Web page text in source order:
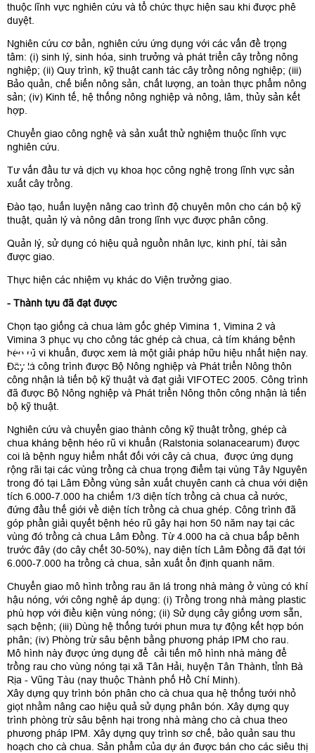
thuộc lĩnh vực nghiên cứu và tổ chức thực hiện sau khi được phê
duyệt.
Nghiên cứu cơ bản, nghiên cứu ứng dụng với các vấn đề trọng
tâm: (i) sinh lý, sinh hóa, sinh trưởng và phát triển cây trồng nông
nghiệp; (ii) Quy trình, kỹ thuật canh tác cây trồng nông nghiệp; (iii)
Bảo quản, chế biến nông sản, chất lượng, an toàn thực phẩm nông
sản; (iv) Kinh tế, hệ thống nông nghiệp và nông, lâm, thủy sản kết
hợp.
Chuyển giao công nghệ và sản xuất thử nghiệm thuộc lĩnh vực
nghiên cứu.
Tư vấn đầu tư và dịch vụ khoa học công nghệ trong lĩnh vực sản
xuất cây trồng.
Đào tạo, huấn luyện nâng cao trình độ chuyên môn cho cán bộ kỹ
thuật, quản lý và nông dân trong lĩnh vực được phân công.
Quản lý, sử dụng có hiệu quả nguồn nhân lực, kinh phí, tài sản
được giao.
Thực hiện các nhiệm vụ khác do Viện trưởng giao.
- Thành tựu đã đạt được
Chọn tạo giống cà chua làm gốc ghép Vimina 1, Vimina 2 và
Vimina 3 phục vụ cho công tác ghép cà chua, cà tím kháng bệnh
héo rũ vi khuẩn, được xem là một giải pháp hữu hiệu nhất hiện nay.
Đây là công trình được Bộ Nông nghiệp và Phát triển Nông thôn
công nhận là tiến bộ kỹ thuật và đạt giải VIFOTEC 2005. Công trình
đã được Bộ Nông nghiệp và Phát triển Nông thôn công nhận là tiến
bộ kỹ thuật.
Nghiên cứu và chuyển giao thành công kỹ thuật trồng, ghép cà
chua kháng bệnh héo rũ vi khuẩn (Ralstonia solanacearum) được
coi là bệnh nguy hiểm nhất đối với cây cà chua, được ứng dụng
rộng rãi tại các vùng trồng cà chua trọng điểm tại vùng Tây Nguyên
trong đó tại Lâm Đồng vùng sản xuất chuyên canh cà chua với diện
tích 6.000-7.000 ha chiếm 1/3 diện tích trồng cà chua cả nước,
đứng đầu thế giới về diện tích trồng cà chua ghép. Công trình đã
góp phần giải quyết bệnh héo rũ gây hại hơn 50 năm nay tại các
vùng đó trồng cà chua Lâm Đồng. Từ 4.000 ha cà chua bấp bênh
trước đây (do cây chết 30-50%), nay diện tích Lâm Đồng đã đạt tới
6.000-7.000 ha trồng cà chua, sản xuất ổn định quanh năm.
Chuyển giao mô hình trồng rau ăn lá trong nhà màng ở vùng có khí
hậu nóng, với công nghệ áp dụng: (i) Trồng trong nhà màng plastic
phù hợp với điều kiện vùng nóng; (ii) Sử dụng cây giống ươm sẵn,
sạch bệnh; (iii) Dùng hệ thống tưới phun mưa tự động kết hợp bón
phân; (iv) Phòng trừ sâu bệnh bằng phương pháp IPM cho rau.
Mô hình này được ứng dụng để cải tiến mô hình nhà màng để
trồng rau cho vùng nóng tại xã Tân Hải, huyện Tân Thành, tỉnh Bà
Rịa - Vũng Tàu (nay thuộc Thành phố Hồ Chí Minh).
Xây dựng quy trình bón phân cho cà chua qua hệ thống tưới nhỏ
giọt nhằm nâng cao hiệu quả sử dụng phân bón. Xây dựng quy
trình phòng trừ sâu bệnh hại trong nhà màng cho cà chua theo
phương pháp IPM. Xây dựng quy trình sơ chế, bảo quản sau thu
hoạch cho cà chua. Sản phẩm của dự án được bán cho các siêu thị